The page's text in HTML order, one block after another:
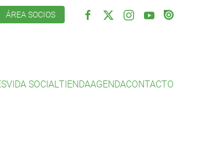
ÁREA SOCIOS
VIDA SOCIALTIENDAAGENDACONTACTO